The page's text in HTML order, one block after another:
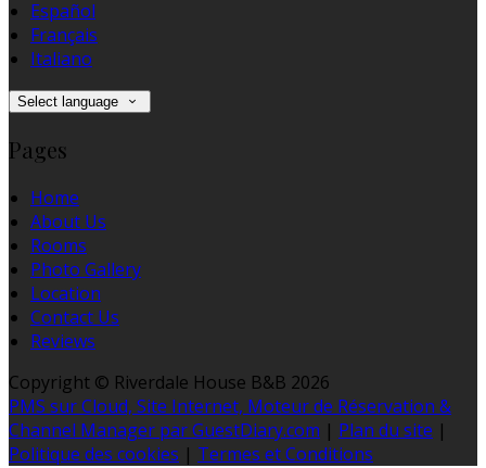
Español
Français
Italiano
Select language
Pages
Home
About Us
Rooms
Photo Gallery
Location
Contact Us
Reviews
Copyright © Riverdale House B&B 2026
PMS sur Cloud, Site Internet, Moteur de Réservation &
Channel Manager par GuestDiary.com | Plan du site |
Politique des cookies | Termes et Conditions